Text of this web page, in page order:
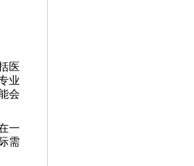
医
业
会
一
需